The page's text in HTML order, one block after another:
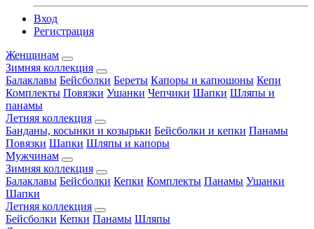
Вход
Регистрация
Женщинам
Зимняя коллекция
Балаклавы Бейсболки Береты Капоры и капюшоны Кепи
Комплекты Повязки Ушанки Чепчики Шапки Шляпы и
панамы
Летняя коллекция
Банданы, косынки и козырьки Бейсболки и кепки Панамы
Повязки Шапки Шляпы и капоры
Мужчинам
Зимняя коллекция
Балаклавы Бейсболки Кепки Комплекты Панамы Ушанки
Шапки
Летняя коллекция
Бейсболки Кепки Панамы Шляпы